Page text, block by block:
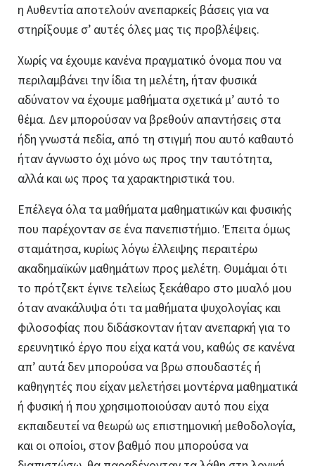
η Αυθεντία αποτελούν ανεπαρκείς βάσεις για να
στηρίξουμε σ’ αυτές όλες μας τις προβλέψεις.
Χωρίς να έχουμε κανένα πραγματικό όνομα που να
περιλαμβάνει την ίδια τη μελέτη, ήταν φυσικά
αδύνατον να έχουμε μαθήματα σχετικά μ’ αυτό το
θέμα. Δεν μπορούσαν να βρεθούν απαντήσεις στα
ήδη γνωστά πεδία, από τη στιγμή που αυτό καθαυτό
ήταν άγνωστο όχι μόνο ως προς την ταυτότητα,
αλλά και ως προς τα χαρακτηριστικά του.
Επέλεγα όλα τα μαθήματα μαθηματικών και φυσικής
που παρέχονταν σε ένα πανεπιστήμιο. Έπειτα όμως
σταμάτησα, κυρίως λόγω έλλειψης περαιτέρω
ακαδημαϊκών μαθημάτων προς μελέτη. Θυμάμαι ότι
το πρότζεκτ έγινε τελείως ξεκάθαρο στο μυαλό μου
όταν ανακάλυψα ότι τα μαθήματα ψυχολογίας και
φιλοσοφίας που διδάσκονταν ήταν ανεπαρκή για το
ερευνητικό έργο που είχα κατά νου, καθώς σε κανένα
απ’ αυτά δεν μπορούσα να βρω σπουδαστές ή
καθηγητές που είχαν μελετήσει μοντέρνα μαθηματικά
ή φυσική ή που χρησιμοποιούσαν αυτό που είχα
εκπαιδευτεί να θεωρώ ως επιστημονική μεθοδολογία,
και οι οποίοι, στον βαθμό που μπορούσα να